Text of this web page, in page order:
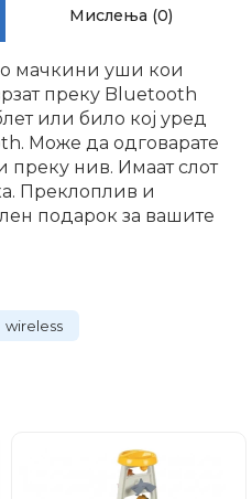
Мислења (0)
мачкини уши кои
преку Bluetooth
или било кој уред
Може да одговарате
нив. Имаат слот
Преклоплив и
подарок за вашите
wireless